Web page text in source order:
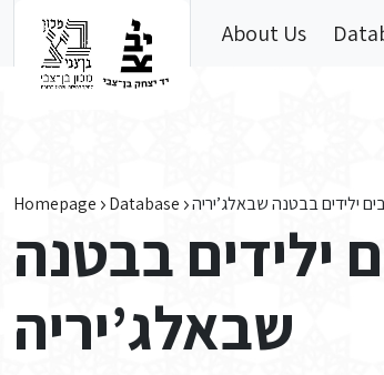
About Us
Homepage Database ילידים בבטנה שבאלג’יריה
ילידים בבטנה
שבאלג’יריה